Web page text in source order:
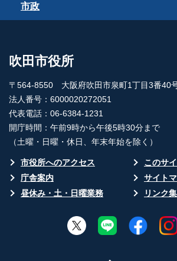
市政
吹田市役所
〒564-8550 大阪府吹田市泉町1丁目3番40
法人番号：6000020272051
代表電話：06-6384-1231
開庁時間：午前9時から午後5時30分まで
（土曜・日曜・休日、年末年始を除く）
市役所へのアクセス
このサ
庁舎案内
サイト
昼休み・土・日曜業務
リンク集